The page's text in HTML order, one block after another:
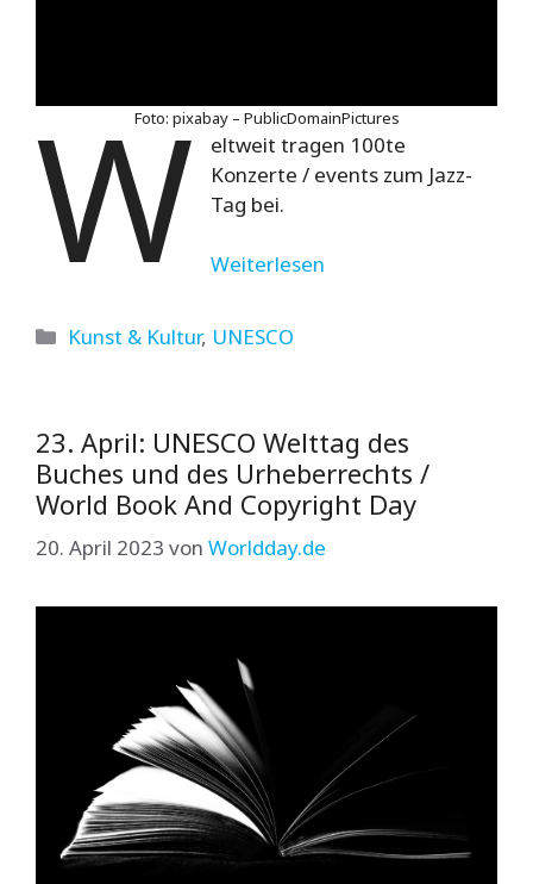
Foto: pixabay – PublicDomainPictures
W
eltweit tragen 100te
Konzerte / events zum Jazz-
Tag bei.
Weiterlesen
Kategorien
Kunst & Kultur, UNESCO
23. April: UNESCO Welttag des
Buches und des Urheberrechts /
World Book And Copyright Day
20. April 2023 von Worldday.de